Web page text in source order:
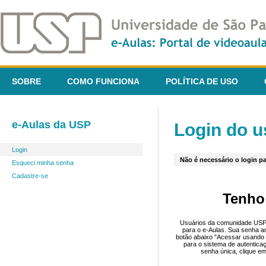
SOBRE COMO FUNCIONA POLÍTICA DE USO
e-Aulas da USP
Login
Esqueci minha senha
Cadastre-se
Login do
Não é necessário o login
Usuários da comunidade
para o e-Aulas. Sua senha
botão abaixo "Acessar
para o sistema de
senha única, clique